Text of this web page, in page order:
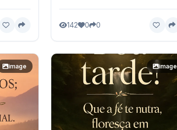
142 0 0
image image